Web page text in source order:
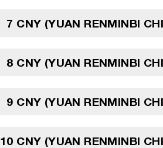
7 CNY (YUAN RENMINBI
8 CNY (YUAN RENMINBI
9 CNY (YUAN RENMINBI
10 CNY (YUAN RENMINBI